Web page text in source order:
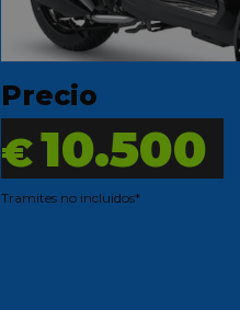
Precio
€10.500
Tramites no incluidos*